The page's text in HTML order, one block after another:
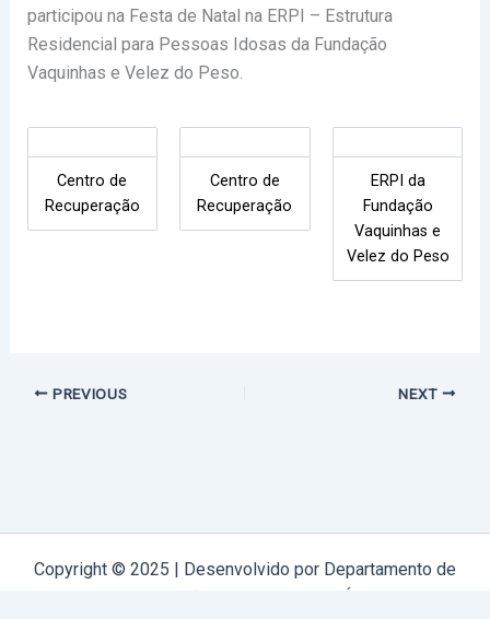
participou na Festa de Natal na ERPI – Estrutura
Residencial para Pessoas Idosas da Fundação
Vaquinhas e Velez do Peso.
Centro de
Recuperação
Centro de
Recuperação
ERPI da
Fundação
Vaquinhas e
Velez do Peso
PREVIOUS NEXT
Copyright © 2025 | Desenvolvido por Departamento de